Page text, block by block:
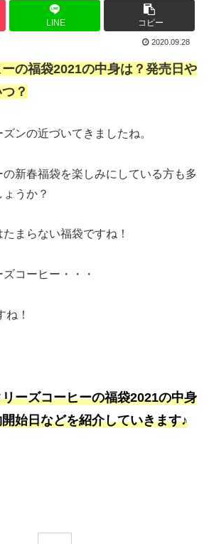
LINE コピー
2020.09.28
の福袋2021の中身は？発売日や
？
ンの近づいてきましたね。
の新春福袋を楽しみにしている方も多
うか？
まらない福袋ですね！
コーヒー・・・
ね！
ーズコーヒーの福袋2021の中身
始日などを紹介していきます♪